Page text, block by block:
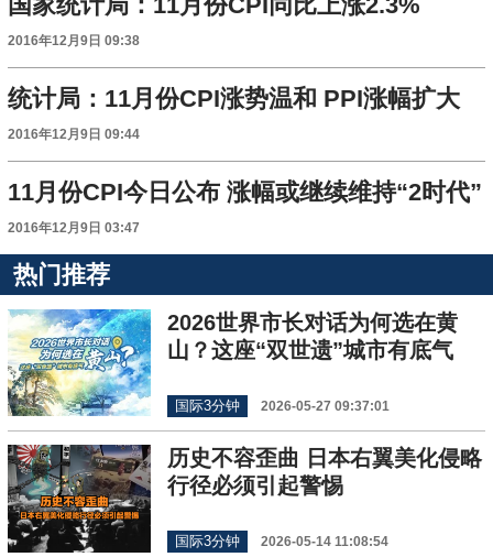
2016年12月9日 09:38
统计局：11月份CPI涨势温和 PPI涨幅扩大
2016年12月9日 09:44
11月份CPI今日公布 涨幅或继续维持“2时代”
2016年12月9日 03:47
热门推荐
2026世界市长对话为何选在黄
山？这座“双世遗”城市有底气
国际3分钟 2026-05-27 09:37:01
历史不容歪曲 日本右翼美化侵略
行径必须引起警惕
国际3分钟 2026-05-14 11:08:54